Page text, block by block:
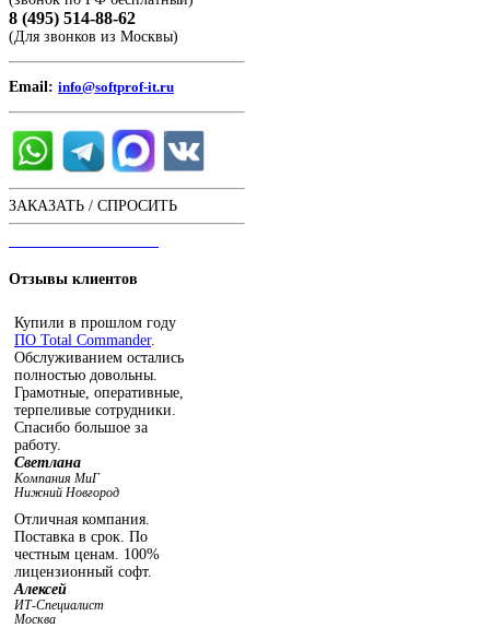
8 (495) 514-88-62
(Для звонков из Москвы)
Email: info@softprof-it.ru
ЗАКАЗАТЬ / СПРОСИТЬ
Отзывы клиентов
Купили в прошлом году
ПО Total Commander.
Обслуживанием остались
полностью довольны.
Грамотные, оперативные,
терпеливые сотрудники.
Спасибо большое за
работу.
Светлана
Компания МиГ
Нижний Новгород
Отличная компания.
Поставка в срок. По
честным ценам. 100%
лицензионный софт.
Алексей
ИТ-Специалист
Москва